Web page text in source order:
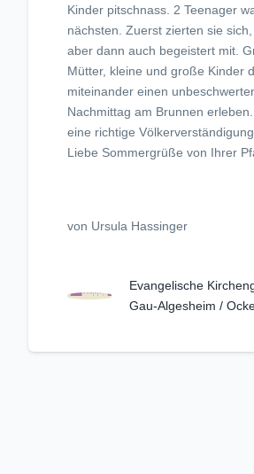
Kinder pitschnass. 2 Teenager
nächsten. Zuerst zierten sie
aber dann auch begeistert mit.
Mütter, kleine und große Kinder
miteinander einen
Nachmittag am Brunnen
eine richtige
Liebe Sommergrüße von Ihrer
von Ursula Hassinger
Evangelische
Gau-Algesheim /